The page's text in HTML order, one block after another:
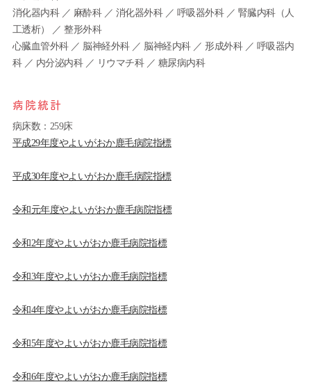
消化器内科 ／ 麻酔科 ／ 消化器外科 ／ 呼吸器外科 ／ 腎臓内科（人
工透析） ／ 整形外科
心臓血管外科 ／ 脳神経外科 ／ 脳神経内科 ／ 形成外科 ／ 呼吸器内
科 ／ 内分泌内科 ／ リウマチ科 ／ 糖尿病内科
病院統計
病床数：259床
平成29年度やよいがおか鹿毛病院指標
平成30年度やよいがおか鹿毛病院指標
令和元年度やよいがおか鹿毛病院指標
令和2年度やよいがおか鹿毛病院指標
令和3年度やよいがおか鹿毛病院指標
令和4年度やよいがおか鹿毛病院指標
令和5年度やよいがおか鹿毛病院指標
令和6年度やよいがおか鹿毛病院指標